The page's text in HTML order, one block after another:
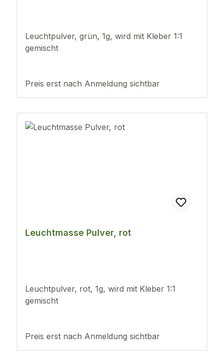
Leuchtpulver, grün, 1g, wird mit Kleber 1:1
gemischt
Preis erst nach Anmeldung sichtbar
Leuchtmasse Pulver, rot
Leuchtpulver, rot, 1g, wird mit Kleber 1:1
gemischt
Preis erst nach Anmeldung sichtbar